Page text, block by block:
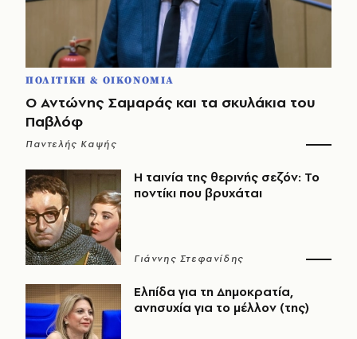
ΠΟΛΙΤΙΚΗ & ΟΙΚΟΝΟΜΙΑ
Ο Αντώνης Σαμαράς και τα σκυλάκια του
Παβλόφ
Παντελής Καψής
Η ταινία της θερινής σεζόν: Το
ποντίκι που βρυχάται
Γιάννης Στεφανίδης
Ελπίδα για τη Δημοκρατία,
ανησυχία για το μέλλον (της)